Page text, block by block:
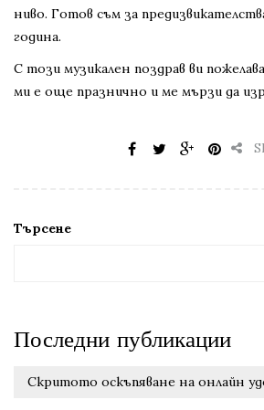
ниво. Готов съм за
година.
С този музикален поздрав ви
ми е още празнично и ме мързи да
Търсене
Последни публикации
Скритото оскъпяване на онлайн